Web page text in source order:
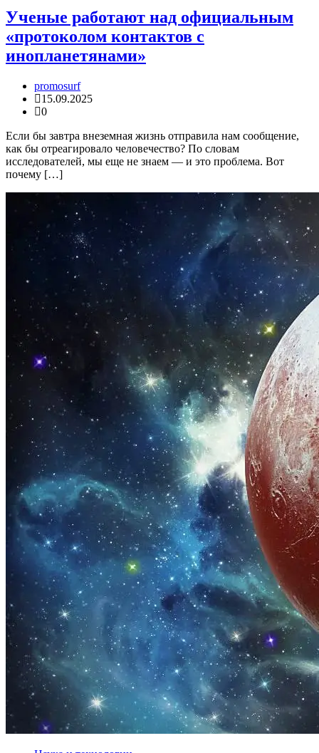
Ученые работают над официальным
«протоколом контактов с
инопланетянами»
promosurf
15.09.2025
0
Если бы завтра внеземная жизнь отправила нам сообщение,
как бы отреагировало человечество? По словам
исследователей, мы еще не знаем — и это проблема. Вот
почему […]